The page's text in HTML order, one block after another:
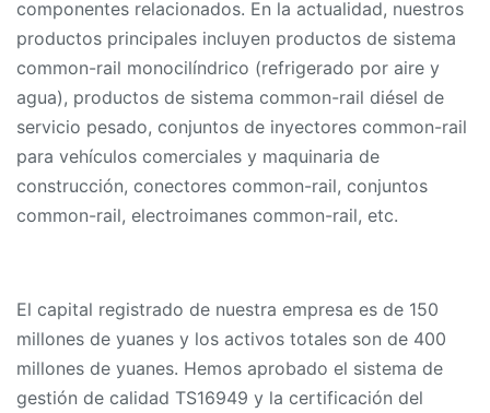
componentes relacionados. En la actualidad, nuestros
productos principales incluyen productos de sistema
common-rail monocilíndrico (refrigerado por aire y
agua), productos de sistema common-rail diésel de
servicio pesado, conjuntos de inyectores common-rail
para vehículos comerciales y maquinaria de
construcción, conectores common-rail, conjuntos
common-rail, electroimanes common-rail, etc.
El capital registrado de nuestra empresa es de 150
millones de yuanes y los activos totales son de 400
millones de yuanes. Hemos aprobado el sistema de
gestión de calidad TS16949 y la certificación del